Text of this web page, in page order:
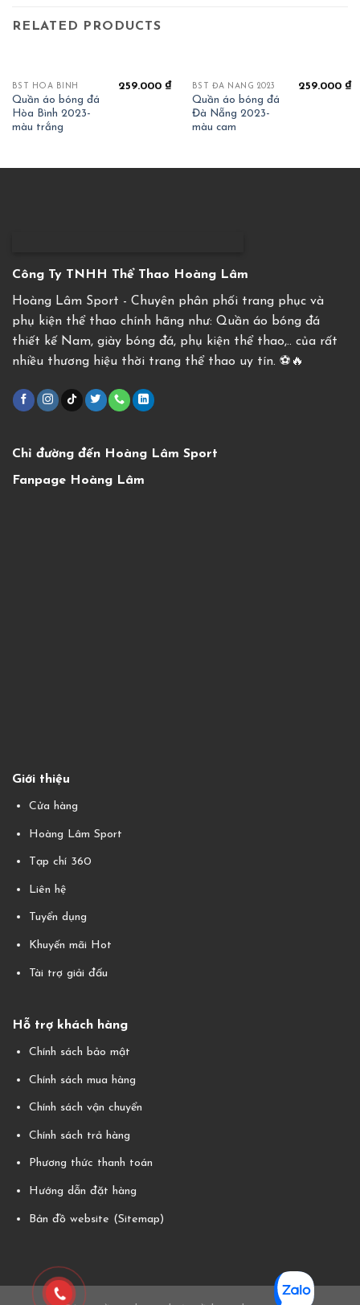
RELATED PRODUCTS
BST HOÀ BÌNH
Quần áo bóng đá
Hòa Bình 2023-
màu trắng
259.000₫ BST ĐÀ NẴNG 2023
Quần áo bóng đá
Đà Nẵng 2023-
màu cam
259.000₫
Công Ty TNHH Thể Thao Hoàng Lâm
Hoàng Lâm Sport - Chuyên phân phối trang phục và
phụ kiện thể thao chính hãng như: Quần áo bóng đá
thiết kế Nam, giày bóng đá, phụ kiện thể thao,.. của rất
nhiều thương hiệu thời trang thể thao uy tín. ⚽️🔥
Giới thiệu
Cửa hàng
Hoàng Lâm Sport
Tạp chí 360
Liên hệ
Tuyển dụng
Khuyến mãi Hot
Tài trợ giải đấu
Hỗ trợ khách hàng
Chính sách bảo mật
Chính sách mua hàng
Chính sách vận chuyển
Chính sách trả hàng
Phương thức thanh toán
Hướng dẫn đặt hàng
Bản đồ website (Sitemap)
Chỉ đường đến Hoàng Lâm Sport
Fanpage Hoàng Lâm